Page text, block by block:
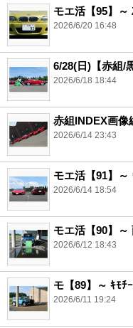
モエ活【95】～
2026/6/20 16:48
6/28(日)【赤組/
2026/6/18 18:44
赤組INDEX画像
2026/6/14 23:43
モエ活【91】～
2026/6/14 18:54
モエ活【90】～
2026/6/12 18:43
モ【89】～ ｷﾓﾁｰ
2026/6/11 19:24